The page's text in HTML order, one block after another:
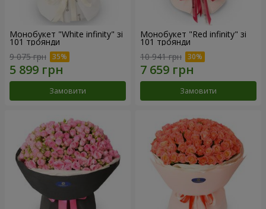
Монобукет "White infinity" зі
101 троянди
9 075 грн
Замовити
Монобукет "Red infinity" зі
101 троянди
10 941 грн
Замовити